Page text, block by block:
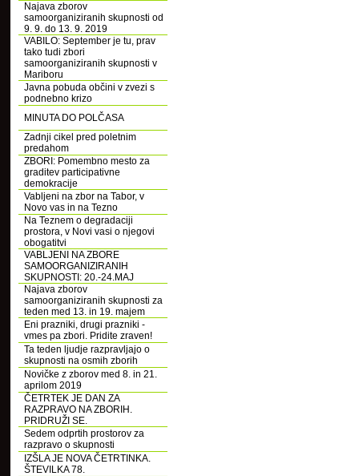
Najava zborov
samoorganiziranih skupnosti od
9. 9. do 13. 9. 2019
VABILO: September je tu, prav
tako tudi zbori
samoorganiziranih skupnosti v
Mariboru
Javna pobuda občini v zvezi s
podnebno krizo
MINUTA DO POLČASA
Zadnji cikel pred poletnim
predahom
ZBORI: Pomembno mesto za
graditev participativne
demokracije
Vabljeni na zbor na Tabor, v
Novo vas in na Tezno
Na Teznem o degradaciji
prostora, v Novi vasi o njegovi
obogatitvi
VABLJENI NA ZBORE
SAMOORGANIZIRANIH
SKUPNOSTI: 20.-24.MAJ
Najava zborov
samoorganiziranih skupnosti za
teden med 13. in 19. majem
Eni prazniki, drugi prazniki -
vmes pa zbori. Pridite zraven!
Ta teden ljudje razpravljajo o
skupnosti na osmih zborih
Novičke z zborov med 8. in 21.
aprilom 2019
ČETRTEK JE DAN ZA
RAZPRAVO NA ZBORIH.
PRIDRUŽI SE.
Sedem odprtih prostorov za
razpravo o skupnosti
IZŠLA JE NOVA ČETRTINKA.
ŠTEVILKA 78.